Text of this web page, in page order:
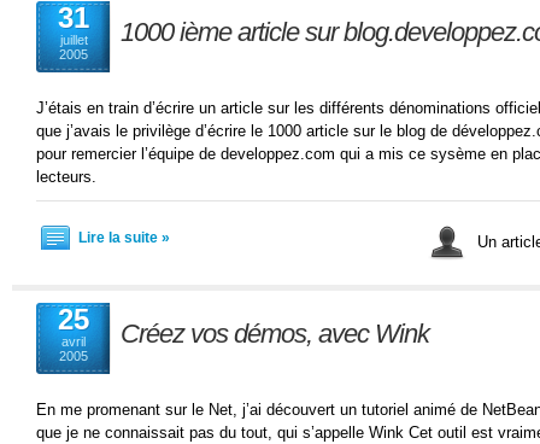
31
juillet
2005
1000 ième article sur
J’étais en train d’écrire un article sur les différents dénominations
que j’avais le privilège d’écrire le 1000 article sur le blog de
pour remercier l’équipe de developpez.com qui a mis ce sysème en
lecteurs.
Lire la suite » Un
25
avril
2005
Créez vos démos, avec Wink
En me promenant sur le Net, j’ai découvert un tutoriel animé de
que je ne connaissait pas du tout, qui s’appelle Wink Cet outil est